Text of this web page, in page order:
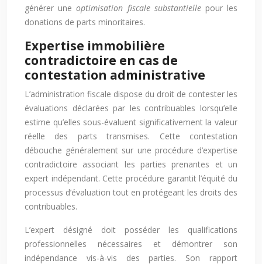
générer uneoptimisation fiscale substantielle pour les
donations de parts minoritaires.
Expertise immobilière
contradictoire en cas de
contestation administrative
L’administration fiscale dispose du droit de contester les
évaluations déclarées par les contribuables lorsqu’elle
estime qu’elles sous-évaluent significativement la valeur
réelle des parts transmises. Cette contestation
débouche généralement sur une procédure d’expertise
contradictoire associant les parties prenantes et un
expert indépendant. Cette procédure garantit l’équité du
processus d’évaluation tout en protégeant les droits des
contribuables.
L’expert désigné doit posséder les qualifications
professionnelles nécessaires et démontrer son
indépendance vis-à-vis des parties. Son rapport